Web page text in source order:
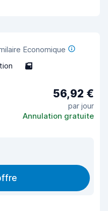
Economique
5
56,92 €
par jour
Annulation gratuite